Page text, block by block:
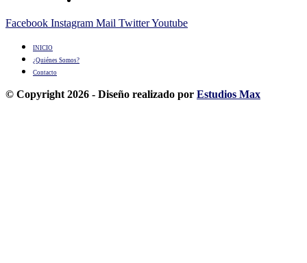
Facebook Instagram Mail TwitterYoutube
INICIO
¿Quiénes Somos?
Contacto
© Copyright 2026 - Diseño realizado por Estudios Max